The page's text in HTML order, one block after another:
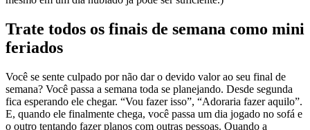
Trate todos os finais de semana como mini
feriados
Você se sente culpado por não dar o devido valor ao seu final de
semana? Você passa a semana toda se planejando. Desde segunda
fica esperando ele chegar. “Vou fazer isso”, “Adoraria fazer aquilo”.
E, quando ele finalmente chega, você passa um dia jogado no sofá e
o outro tentando fazer planos com outras pessoas. Quando a